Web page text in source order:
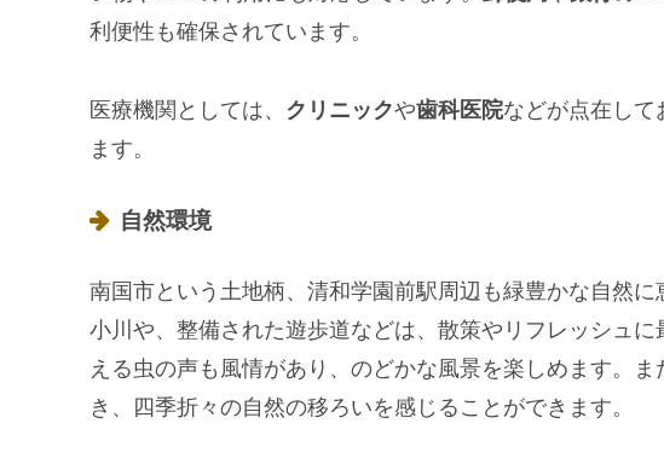
利便性も確保されています。
医療機関としては、 クリニックや歯科医院などが点在して
ます。
自然環境
南国市という土地柄、清和学園前駅周辺も緑豊かな自然
小川や、整備された遊歩道などは、散策やリフレッシュ
える虫の声も風情があり、のどかな風景を楽しめます。
き、四季折々の自然の移ろいを感じることができます。